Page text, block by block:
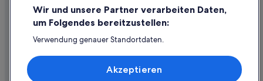
Chessy Hotels
Lodges in Chessy
3-Sterne-Hotels in Chessy
Hotels mit Restaurant in Chessy
Rückerstattungsdauer
Expedia-Gutschein einlösen
Internationale Reisedokumente
Wir und unsere Partner verarbeiten Daten,
um Folgendes bereitzustellen:
Verwendung genauer Standortdaten.
Speichern von oder Zugriff auf Informationen auf einem
Endgerät. Personalisierte Werbung und Inhalte, Messung
Akzeptieren